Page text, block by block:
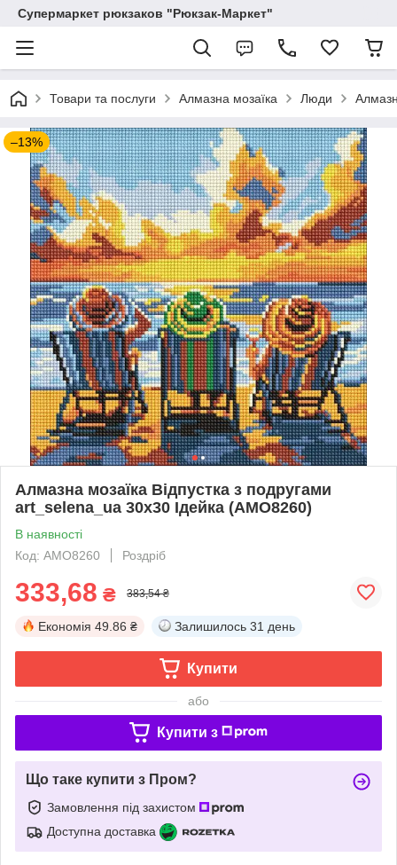
Супермаркет рюкзаков "Рюкзак-Маркет"
Товари та послуги Алмазна мозаїка Люди
–13%
Алмазна мозаїка Відпустка з подругами
art_selena_ua 30х30 Ідейка (AMO8260)
В наявності
Код: AMO8260
Роздріб
333,68 ₴ 383,54 ₴
Економія 49.86 ₴ Залишилось 31 день
Купити
або
Купити з
Що таке купити з Пром?
Замовлення під захистом
Доступна доставка